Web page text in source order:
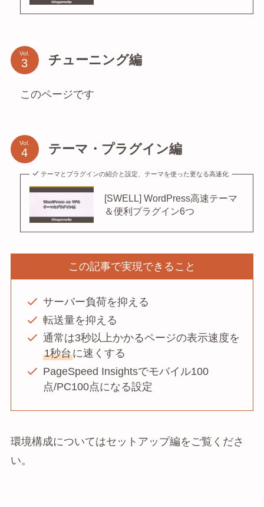
Vol. チューニング編
このページです
Vol. テーマ・プラグイン編
テーマとプラグインの紹介と設定、テーマを使った更なる高速化
[SWELL] WordPress高速テーマ
＆便利プラグイン6つ
この記事で実現できること
サーバー負荷を抑える
転送量を抑える
通常は3秒以上かかるページの表示速度を
1秒台に速くする
PageSpeed Insightsでモバイル100
点/PC100点になる設定
環境構成についてはセットアップ編をご覧くださ
い。